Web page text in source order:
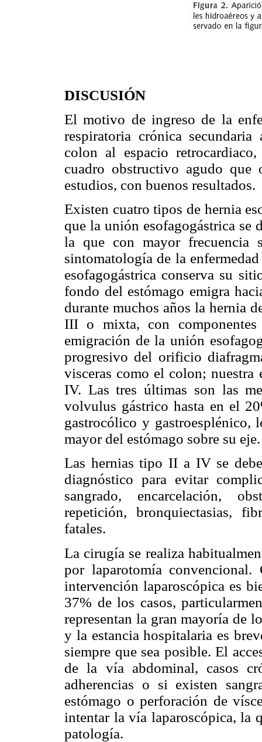
DISCUSIÓN
El motivo de ingreso de la
respiratoria crónica
colon al espacio
cuadro obstructivo agudo
estudios, con buenos resultados.
Existen cuatro tipos de hernia
que la unión esofagogástrica se
la que con mayor frecuencia
sintomatología de la
esofagogástrica conserva su
fondo del estómago emigra
durante muchos años la hernia
III o mixta, con
emigración de la unión
progresivo del orificio
visceras como el colon;
IV. Las tres últimas son las
volvulus gástrico hasta en el
gastrocólico y gastroesplénico,
mayor del estómago sobre su eje.
Las hernias tipo II a IV se
diagnóstico para evitar
sangrado, encarcelación,
repetición, bronquiectasias,
fatales.
La cirugía se realiza
por laparotomía
intervención laparoscópica es
37% de los casos,
representan la gran mayoría de
y la estancia hospitalaria es
siempre que sea posible. El
de la vía abdominal, casos
adherencias o si existen
estómago o perforación de
intentar la vía laparoscópica, la
patología.